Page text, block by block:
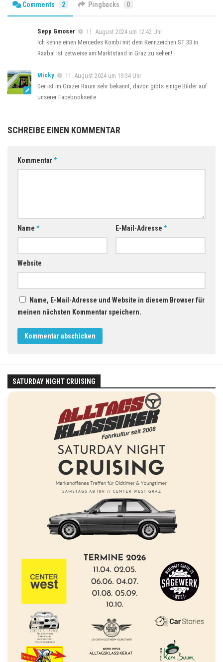
Comments 2 Pingbacks 0
Sepp Gmoser
11. August 2024 um 12:42 Uhr
Ich kenne einen Mercedes Kombi mit dem Kennzeichen ST 33 in
Raaba! Ist zetweise am Marktstand in Graz zu sehen!
Micky
11. August 2024 um 19:34 Uhr
Der ist im Grazer Raum sehr bekannt, davon gibts einige Bilder auf
unserer Facebookseite.
SCHREIBE EINEN KOMMENTAR
Kommentar*
Name * E-Mail-Adresse *
Website
Name, E-Mail-Adresse und Website in diesem Browser für
meinen nächsten Kommentar speichern.
SATURDAY NIGHT CRUISING